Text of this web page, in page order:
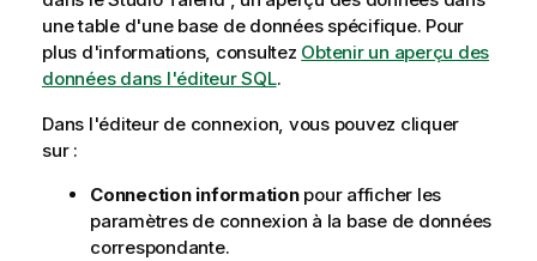
une table d'une base de données spécifique. Pour
plus d'informations, consultez Obtenir un aperçu des
données dans l'éditeur SQL.
Dans l'éditeur de connexion, vous pouvez cliquer
sur :
Connection informationpour afficher les
paramètres de connexion à la base de données
correspondante.